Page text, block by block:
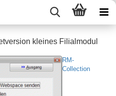
klei­nes Fi­li­al­mo­dul
RM-
Collection